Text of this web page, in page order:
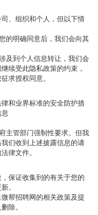
、组织和个人，但以下情
的明确同意后，我们会向其
及到个人信息转让，我们会
续受此隐私政策的约束，
求授权同意。
和业界标准的安全防护措
主管部门强制性要求。但我
们收到上述披露信息的请
律文件。
保证收集到的有关于您的
。
帮招聘网的相关政策及提
除。